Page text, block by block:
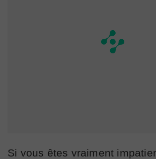
Si vous êtes vraiment